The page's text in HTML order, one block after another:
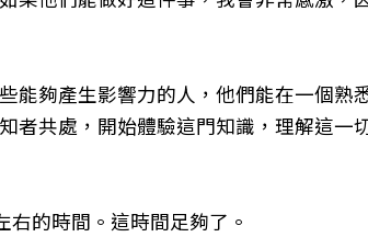
夠產生影響力的人，他們能在一個熟
共處，開始體驗這門知識，理解這一
的時間。這時間足夠了。